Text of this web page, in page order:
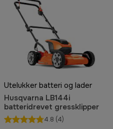
Utelukker batteri og lader
Husqvarna LB144i
batteridrevet gressklipper
4.8 (4)